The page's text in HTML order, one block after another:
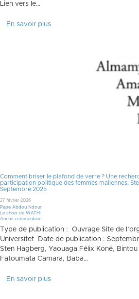
Lien vers le…
En savoir plus
Comment briser le plafond de verre ? Une
participation politique des femmes maliennes,
Septembre 2025
27 février 2026
Pape Abdou Ndour
Le choix de WATHI
Aucun commentaire
Type de publication : Ouvrage Site de
Universitet Date de publication :
Sten Hagberg, Yaouaga Félix Koné,
Fatoumata Camara, Baba…
En savoir plus